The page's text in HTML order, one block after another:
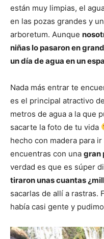
están muy limpias, el
en las pozas grandes y
arboretum. Aunque
niñas lo pasaron en
un día de agua en un
Nada más entrar te
es el principal atractivo
metros de agua a la que
sacarte la foto de tu vida
hecho con madera para
encuentras con una gran
verdad es que es súper
tiraron unas cuantas
sacarlas de allí a rastras.
había casi gente y